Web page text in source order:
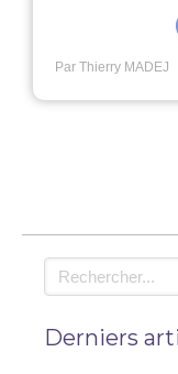
Par Thierry MADEJ
Rechercher
Derniers